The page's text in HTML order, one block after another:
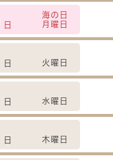
日
海の日
月曜日
日 火曜日
日 水曜日
日 木曜日